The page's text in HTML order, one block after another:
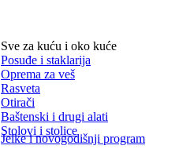
Sve za kuću i oko kuće
Posuđe i staklarija
Oprema za veš
Rasveta
Otirači
Baštenski i drugi alati
Stolovi i stolice
Jelke i novogodišnji program